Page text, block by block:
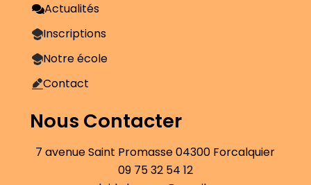
Actualités
Inscriptions
Notre école
Contact
Nous Contacter
7 avenue Saint Promasse 04300 Forcalquier
09 75 32 54 12